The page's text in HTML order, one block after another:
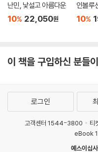
난민, 낯설고 아름다운
10% 22,050원
인볼루
10%
이 책을 구입하신 분들
로그인
고객센터 1544-3800 티
eBook
예스이십